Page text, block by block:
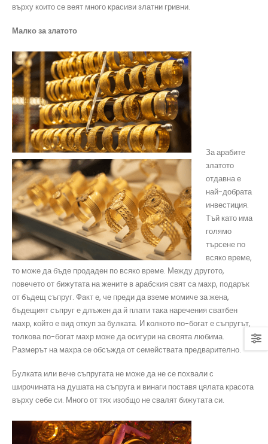
върху които се веят много красиви златни гривни.
Малко за златото
За арабите
златото
отдавна е
най-добрата
инвестиция.
Тъй като има
голямо
търсене по
всяко време,
то може да бъде продаден по всяко време. Между другото,
повечето от бижутата на жените в арабския свят са махр, подарък
от бъдещ съпруг. Факт е, че преди да вземе момиче за жена,
бъдещият съпруг е длъжен да й плати така наречения сватбен
махр, който е вид откуп за булката. И колкото по-богат е съпругът,
толкова по-богат махр може да осигури на своята любима.
Размерът на махра се обсъжда от семействата предварително.
Булката или вече съпругата не може да не се похвали с
широчината на душата на съпруга и винаги поставя цялата красота
върху себе си. Много от тях изобщо не свалят бижутата си.